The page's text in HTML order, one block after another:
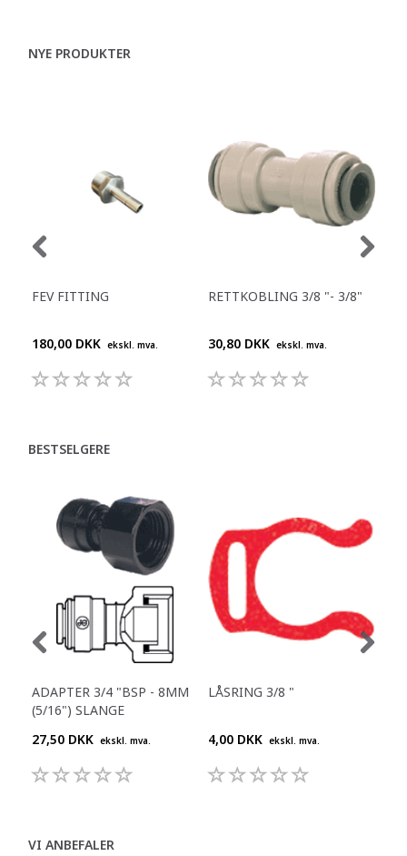
NYE PRODUKTER
FEV FITTING
180,00 DKK ekskl. mva.
RETTKOBLING 3/8 "- 3/8"
30,80 DKK ekskl. mva.
BESTSELGERE
ADAPTER 3/4 "BSP - 8MM
(5/16") SLANGE
27,50 DKK ekskl. mva.
LÅSRING 3/8 "
4,00 DKK ekskl. mva.
VI ANBEFALER